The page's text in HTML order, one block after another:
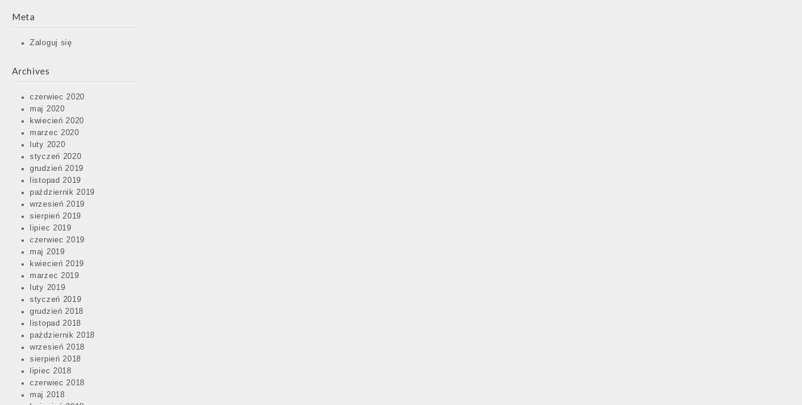
Meta
Zaloguj się
Archives
czerwiec 2020
maj 2020
kwiecień 2020
marzec 2020
luty 2020
styczeń 2020
grudzień 2019
listopad 2019
październik 2019
wrzesień 2019
sierpień 2019
lipiec 2019
czerwiec 2019
maj 2019
kwiecień 2019
marzec 2019
luty 2019
styczeń 2019
grudzień 2018
listopad 2018
październik 2018
wrzesień 2018
sierpień 2018
lipiec 2018
czerwiec 2018
maj 2018